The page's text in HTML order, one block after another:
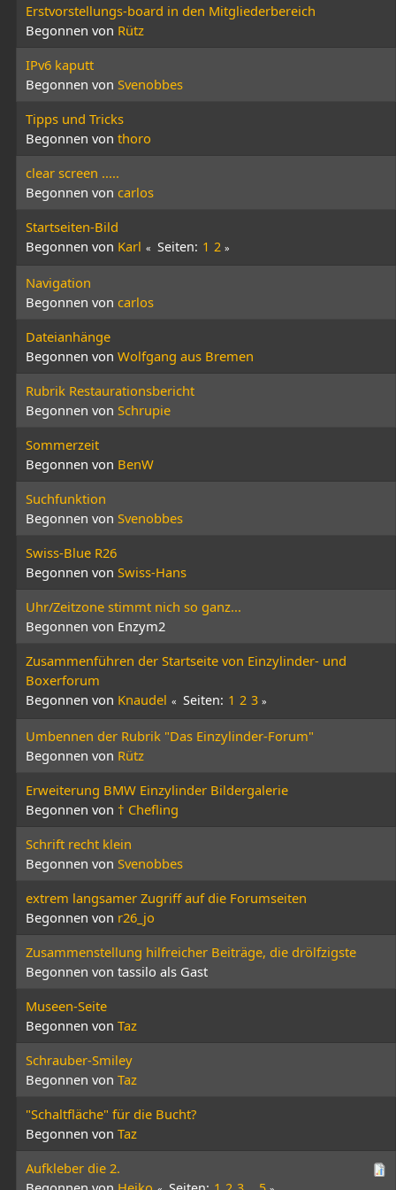
Erstvorstellungs-board in den Mitgliederbereich
Begonnen von Rütz
IPv6 kaputt
Begonnen von Svenobbes
Tipps und Tricks
Begonnen von thoro
clear screen .....
Begonnen von carlos
Startseiten-Bild
Begonnen von Karl Seiten 1 2
Navigation
Begonnen von carlos
Dateianhänge
Begonnen von Wolfgang aus Bremen
Rubrik Restaurationsbericht
Begonnen von Schrupie
Sommerzeit
Begonnen von BenW
Suchfunktion
Begonnen von Svenobbes
Swiss-Blue R26
Begonnen von Swiss-Hans
Uhr/Zeitzone stimmt nich so ganz...
Begonnen von Enzym2
Zusammenführen der Startseite von Einzylinder- und
Boxerforum
Begonnen von Knaudel Seiten 1 2 3
Umbennen der Rubrik "Das Einzylinder-Forum"
Begonnen von Rütz
Erweiterung BMW Einzylinder Bildergalerie
Begonnen von † Chefling
Schrift recht klein
Begonnen von Svenobbes
extrem langsamer Zugriff auf die Forumseiten
Begonnen von r26_jo
Zusammenstellung hilfreicher Beiträge, die drölfzigste
Begonnen von tassilo als Gast
Museen-Seite
Begonnen von Taz
Schrauber-Smiley
Begonnen von Taz
"Schaltfläche" für die Bucht?
Begonnen von Taz
Aufkleber die 2.